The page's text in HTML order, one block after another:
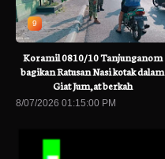
9
Koramil 0810/10 Tanjunganom
bagikan Ratusan Nasi kotak dalam
Giat Jum,at berkah
8/07/2026 01:15:00 PM